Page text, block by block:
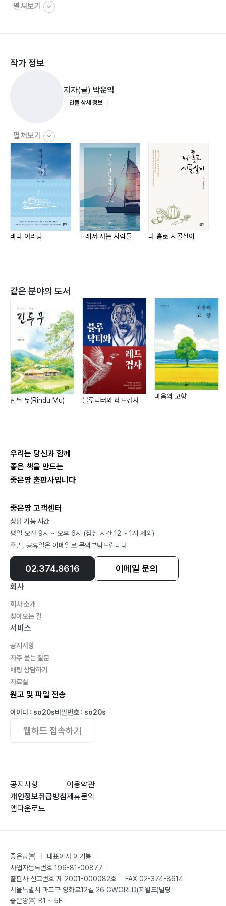
061 / 연애편지
102 / 묘목
119 / 어머니의 저녁
145 / 상패
154 / 고양이
163 / 뱀술
174 / 유서
182 / 실업자의 변명
191 / 고향의 흙
202 / 풍길동
213 / 꿈
펼쳐보기
작가 정보
저자(글) 박운익
인물 상세 정보
펼쳐보기
바다 아리랑 그래서 사는 사람들 나 홀로 시골살이
같은 분야의 도서
린두 무(Rindu Mu) 블루닥터와 레드검사 마음의 고향
우리는 당신과 함께
좋은 책을 만드는
좋은땅 출판사입니다
좋은땅 고객센터
상담 가능 시간
평일 오전 9시 ~ 오후 6시 (점심 시간 12 ~ 1시 제외)
주말, 공휴일은 이메일로 문의부탁드립니다
02.374.8616 이메일 문의
회사
회사 소개
찾아오는 길
서비스
공지사항
자주 묻는 질문
채팅 상담하기
자료실
원고 및 파일 전송
아이디 : so20s비밀번호 : so20s
웹하드 접속하기
공지사항
개인정보취급방침
앱다운로드
이용약관
제휴문의
좋은땅㈜ 대표이사 이기봉
사업자등록번호 196-81-00877
출판사 신고번호 제 2001-000082호
FAX 02-374-8614
서울특별시 마포구 양화로12길 26 GWORLD(지월드)빌딩
좋은땅㈜ B1 ~ 5F